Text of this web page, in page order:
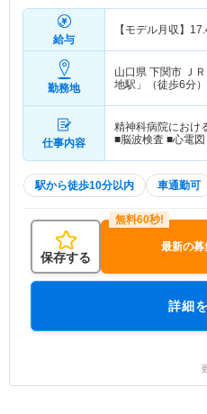
給与
【モデル月収】
勤務地
山口県 下関市 Ｊ
地駅」（徒歩6分）
仕事内容
精神科病院におけ
■脳波検査 ■心電
駅から徒歩10分以内 車通勤可
保存する
最新の募
詳細